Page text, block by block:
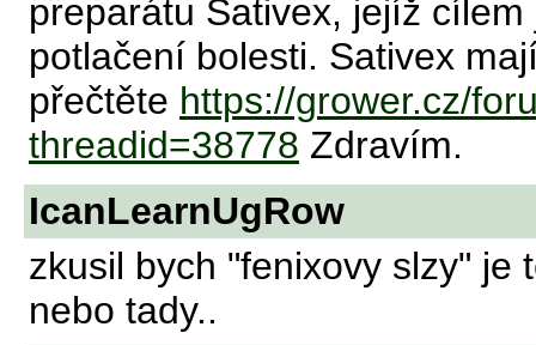
preparátu Sativex, jejíž
potlačení bolesti. Sativex
přečtěte https://grower.cz/
threadid=38778 Zdravím.
IcanLearnUgRow
zkusil bych "fenixovy slzy"
nebo tady..